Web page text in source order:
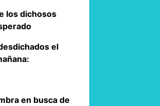
los dichosos
el
en busca de